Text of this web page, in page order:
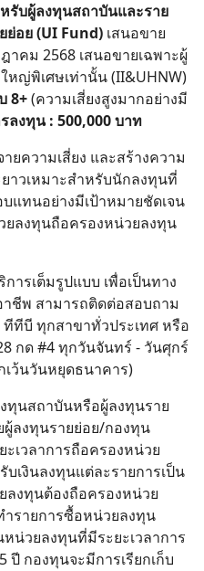
รับผู้ลงทุนสถาบันและราย
อย (UI Fund) เสนอขาย
าคม 2568 เสนอขายเฉพาะผู้
หญ่พิเศษเท่านั้น (II&UHNW)
8+(ความเสี่ยงสูงมากอย่างมี
ลงทุน : 500,000 บาท
ยความเสี่ยง และสร้างความ
าวเหมาะสำหรับนักลงทุนที่
แทนอย่างมีเป้าหมายชัดเจน
ยลงทุนถือครองหน่วยลงทุน
รเต็มรูปแบบ เพื่อเป็นทาง
ชีพ สามารถติดต่อสอบถาม
ทีทีบี ทุกสาขาทั่วประเทศ หรือ
กด #4 ทุกวันจันทร์ - วันศุกร์
เว้นวันหยุดธนาคาร)
ทุนสถาบันหรือผู้ลงทุนราย
ลงทุนรายย่อย/กองทุน
ะเวลาการถือครองหน่วย
เงินลงทุนแต่ละรายการเป็น
ลงทุนต้องถือครองหน่วย
รายการซื้อหน่วยลงทุน
น่วยลงทุนที่มีระยะเวลาการ
ปี กองทุนจะมีการเรียกเก็บ